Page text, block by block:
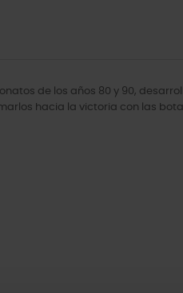
de los años 80 y 90,
hacia la victoria con las